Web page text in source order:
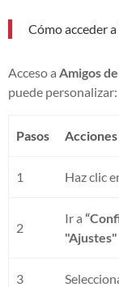
Cómo acceder
Acceso a Amigos
puede personalizar:
Pasos
1 Haz clic
2
Ir a
"Ajustes"
3